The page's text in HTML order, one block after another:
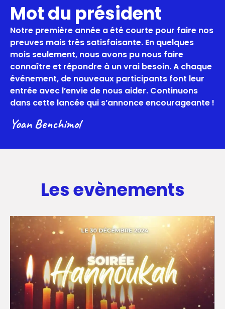
Mot du président
Notre première année a été courte pour faire nos
preuves mais très satisfaisante. En quelques
mois seulement, nous avons pu nous faire
connaître et répondre à un vrai besoin. A chaque
événement, de nouveaux participants font leur
entrée avec l’envie de nous aider. Continuons
dans cette lancée qui s’annonce encourageante !
Yoan Benchimol
Les evènements